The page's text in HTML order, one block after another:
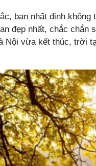
bạn nhất định
đẹp nhất, chắc chắn
Nội vừa kết thúc, trời